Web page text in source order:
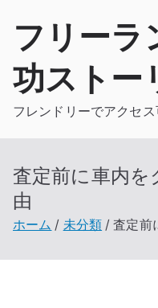
フリーラ
功ストー
フレンドリーでアクセ
査定前に車内
由
ホーム 未分類 査定前